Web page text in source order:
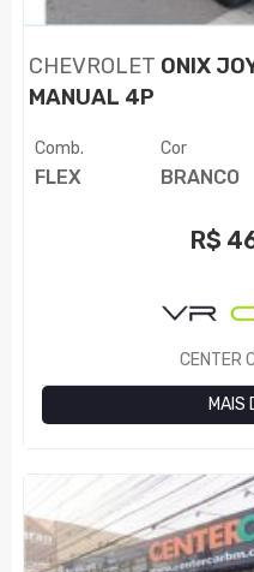
CHEVROLET ONIX
MANUAL 4P
Comb.
FLEX
Cor
BRANCO
R$
CENTER
MAIS